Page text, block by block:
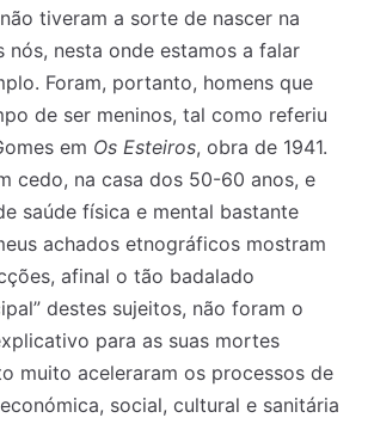
tiveram a sorte de nascer na
nós, nesta onde estamos a falar
Foram, portanto, homens que
de ser meninos, tal como referiu
em Os Esteiros, obra de 1941.
cedo, na casa dos 50-60 anos, e
saúde física e mental bastante
achados etnográficos mostram
afinal o tão badalado
destes sujeitos, não foram o
para as suas mortes
muito aceleraram os processos de
social, cultural e sanitária